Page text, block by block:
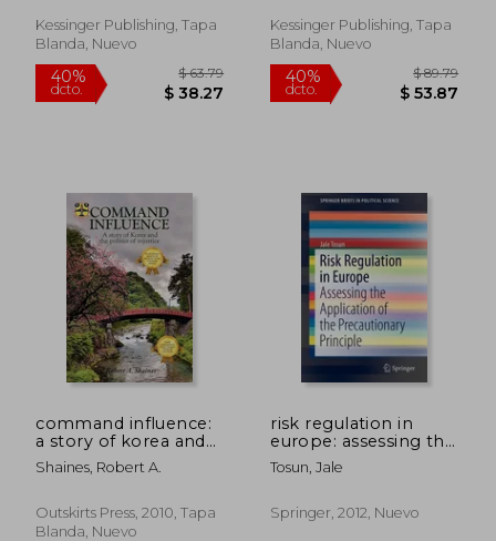
45%
dcto.
40%
dcto.
Kessinger Publishing, Tapa
Blanda, Nuevo
Kessinger Publishing, Tapa
Blanda, Nuevo
command influence:
a story of korea and
the politics of
injustice (en Inglés)
Shaines, Robert A.
Outskirts Press, 2010, Tapa
Blanda, Nuevo
risk regulation in
europe: assessing the
application of the
precautionary
Tosun, Jale
Springer, 2012, Nuevo